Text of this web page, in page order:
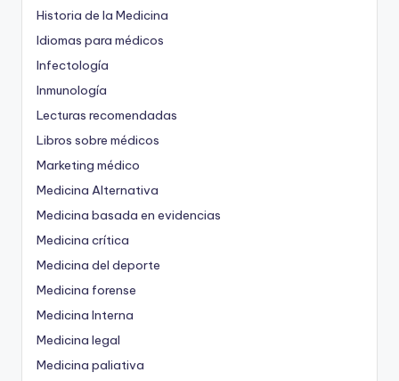
Historia de la Medicina
Idiomas para médicos
Infectología
Inmunología
Lecturas recomendadas
Libros sobre médicos
Marketing médico
Medicina Alternativa
Medicina basada en evidencias
Medicina crítica
Medicina del deporte
Medicina forense
Medicina Interna
Medicina legal
Medicina paliativa